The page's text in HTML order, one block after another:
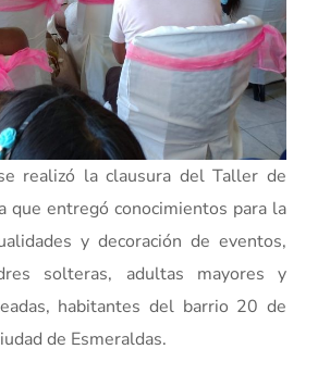
realizó la clausura del Taller de
que entregó conocimientos para la
y decoración de eventos,
solteras, adultas mayores y
habitantes del barrio 20 de
de Esmeraldas.